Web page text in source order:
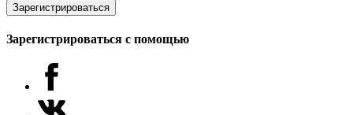
Зарегистрироваться
Зарегистрироваться с помощью